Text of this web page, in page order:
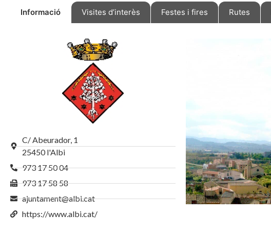
Informació Visites d’interès Festes i fires Rutes
C/ Abeurador, 1
25450 l'Albi
973 17 50 04
973 17 58 58
ajuntament@albi.cat
https://www.albi.cat/